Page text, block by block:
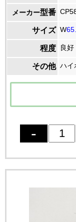
メーカー型番
サイズ W
程度 良好
その他 ハイ